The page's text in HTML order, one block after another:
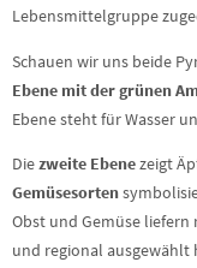
Lebensmittelgruppe
Schauen wir uns beide
Ebene mit der grünen
Ebene steht für Wasser
Diezweite Ebenezeigt
Gemüsesorten
Obst und Gemüse liefern
und regional